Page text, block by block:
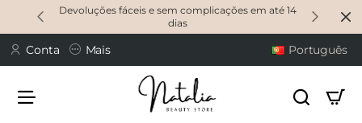
Devoluções fáceis e sem complicações em até 14
dias
Conta Mais Português